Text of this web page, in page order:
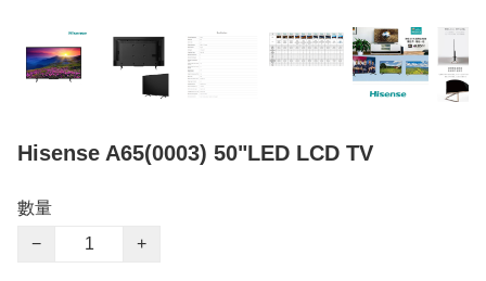
Hisense A65(0003) 50"LED LCD TV
數量
−
+